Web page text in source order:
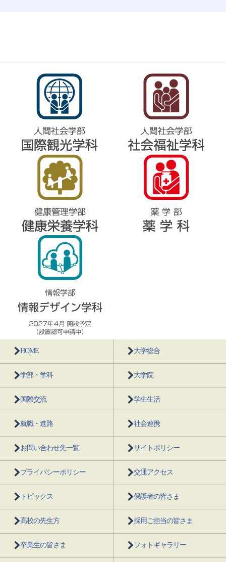
HOME 大学総合
学部・学科 大学院
国際交流 学生生活
就職・進路 社会連携
お問い合わせ先一覧 サイトポリシー
プライバシーポリシー 交通アクセス
トピックス 保護者の皆さま
高校の先生方 採用ご担当の皆さま
卒業生の皆さま フォトギャラリー